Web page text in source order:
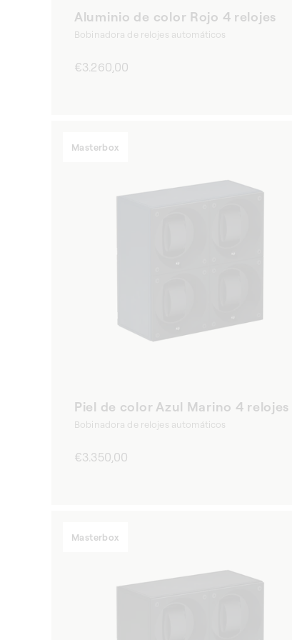
Aluminio de color Rojo 4 relojes
Bobinadora de relojes automáticos
Precio
€3.260,00
Masterbox
Piel de color Azul Marino 4 relojes
Bobinadora de relojes automáticos
Precio
€3.350,00
Masterbox